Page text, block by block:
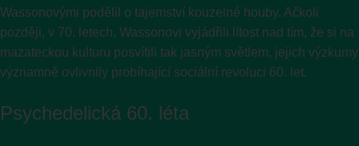
Wassonovými podělil o tajemství kouzelné houby. Ačkoli
později, v 70. letech, Wassonovi vyjádřili lítost nad tím, že si na
mazateckou kulturu posvítili tak jasným světlem, jejich výzkumy
významně ovlivnily probíhající sociální revoluci 60. let.
Psychedelická 60. léta